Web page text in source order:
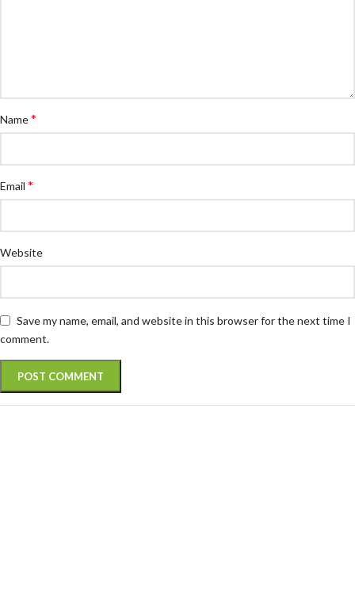
Name*
Email *
Website
Save my name, email, and website in this browser for the next time I
comment.